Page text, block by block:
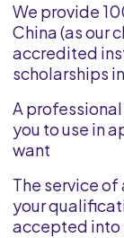
3- We provide
China (as our
accredited
scholarships
4- A
you to use in
want
5- The service
your
accepted into